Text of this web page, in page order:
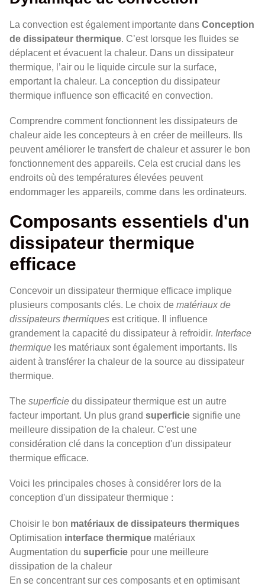
La convection est également importante dans Conception
de dissipateur thermique. C’est lorsque les fluides se
déplacent et évacuent la chaleur. Dans un dissipateur
thermique, l’air ou le liquide circule sur la surface,
emportant la chaleur. La conception du dissipateur
thermique influence son efficacité en convection.
Comprendre comment fonctionnent les dissipateurs de
chaleur aide les concepteurs à en créer de meilleurs. Ils
peuvent améliorer le transfert de chaleur et assurer le bon
fonctionnement des appareils. Cela est crucial dans les
endroits où des températures élevées peuvent
endommager les appareils, comme dans les ordinateurs.
Composants essentiels d'un
dissipateur thermique
efficace
Concevoir un dissipateur thermique efficace implique
plusieurs composants clés. Le choix de matériaux de
dissipateurs thermiques est critique. Il influence
grandement la capacité du dissipateur à refroidir. Interface
thermique les matériaux sont également importants. Ils
aident à transférer la chaleur de la source au dissipateur
thermique.
The superficie du dissipateur thermique est un autre
facteur important. Un plus grand superficie signifie une
meilleure dissipation de la chaleur. C'est une
considération clé dans la conception d'un dissipateur
thermique efficace.
Voici les principales choses à considérer lors de la
conception d'un dissipateur thermique :
Choisir le bon matériaux de dissipateurs thermiques
Optimisation interface thermique matériaux
Augmentation du superficie pour une meilleure
dissipation de la chaleur
En se concentrant sur ces composants et en optimisant